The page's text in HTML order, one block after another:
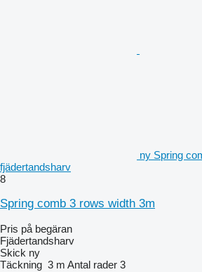
ny Spring
fjädertandsharv
8
Spring comb 3 rows width 3m
Pris på begäran
Fjädertandsharv
Skick ny
Täckning 3 m Antal rader 3